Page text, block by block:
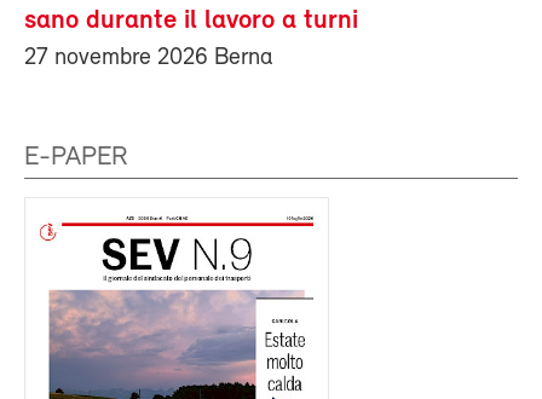
sano durante il lavoro a turni
27 novembre 2026 Berna
E-PAPER